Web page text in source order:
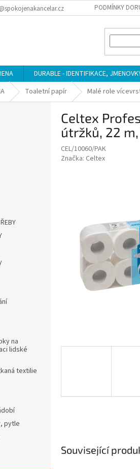
PODMÍNKY
DURABLE - IDENTIFIKACE,
Toaletní papír Malé role
na
lidské
textilie
pytle
Celtex
útržků, 22
CEL/10060/PAK
Značka: Celtex
Související